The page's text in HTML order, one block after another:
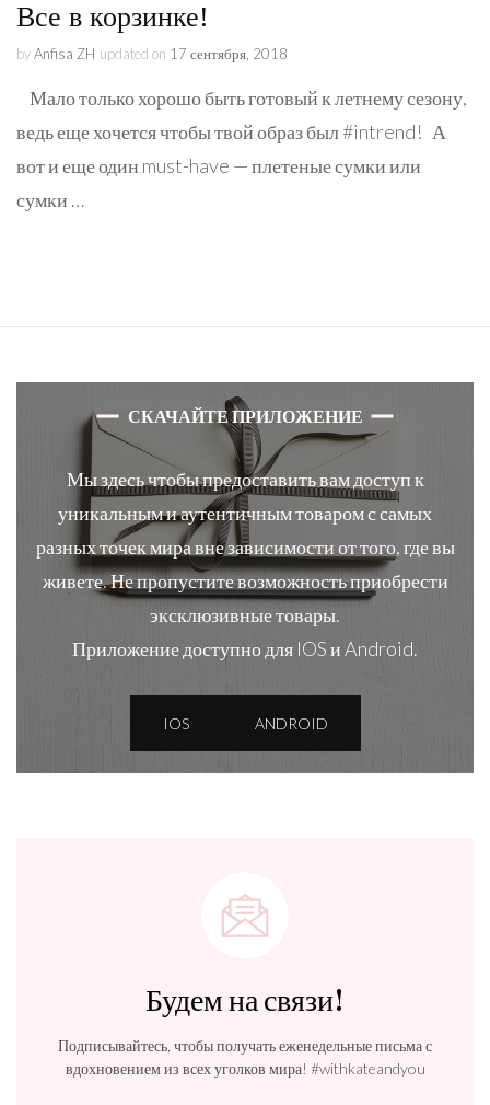
Все в корзинке!
byAnfisa ZH updated on 17 сентября, 2018
Мало только хорошо быть готовый к летнему сезону,
ведь еще хочется чтобы твой образ был #intrend! А
вот и еще один must-have — плетеные сумки или
сумки …
СКАЧАЙТЕ ПРИЛОЖЕНИЕ
Мы здесь чтобы предоставить вам доступ к
уникальным и аутентичным товаром с самых
разных точек мира вне зависимости от того, где вы
живете. Не пропустите возможность приобрести
эксклюзивные товары.
Приложение доступно для IOS и Android.
IOS ANDROID
Будем на связи!
Подписывайтесь, чтобы получать еженедельные письма с
вдохновением из всех уголков мира! #withkateandyou